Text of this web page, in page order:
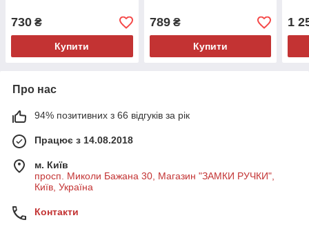
730 ₴
Купити
789₴
Купити
1
Про нас
94% позитивних з 66 відгуків за рік
Працює з 14.08.2018
м. Київ
просп. Миколи Бажана 30, Магазин "ЗАМКИ РУЧКИ",
Київ, Україна
Контакти